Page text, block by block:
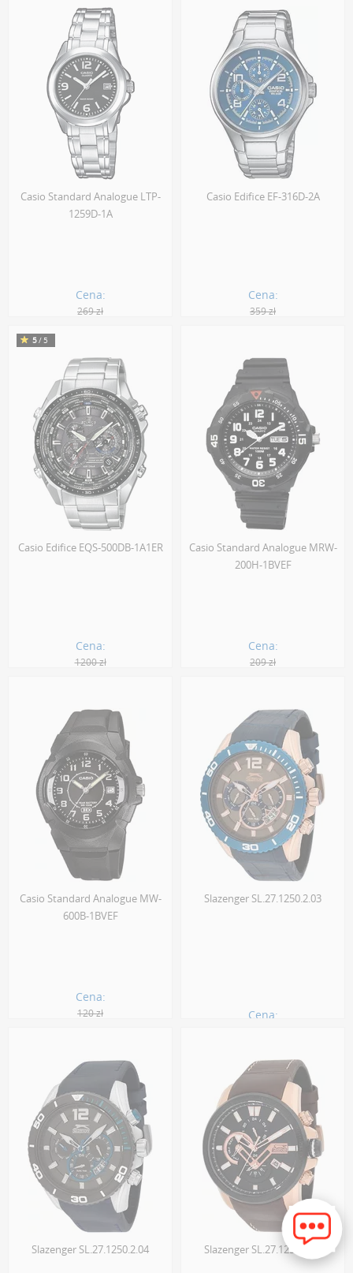
Casio Standard Analogue LTP-
1259D-1A
Cena:
269 zł
Casio Edifice EF-316D-2A
Cena:
359 zł
Casio Edifice EQS-500DB-1A1ER
Cena:
1200 zł
5/5
Casio Standard Analogue MRW-
200H-1BVEF
Cena:
209 zł
Casio Standard Analogue MW-
600B-1BVEF
Cena:
120 zł
Slazenger SL.27.1250.2.03
Cena:
Slazenger SL.27.1250.2.04 Slazenger SL.27.1251.2.03